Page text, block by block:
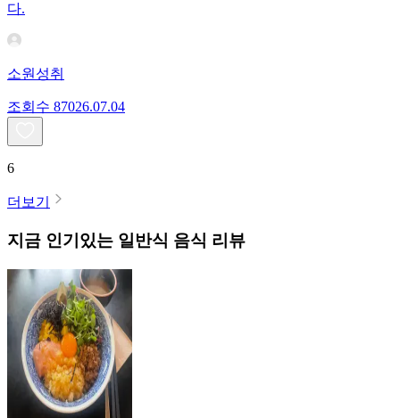
다.
소원성취
조회수 87026.07.04
6
더보기
지금 인기있는 일반식 음식 리뷰